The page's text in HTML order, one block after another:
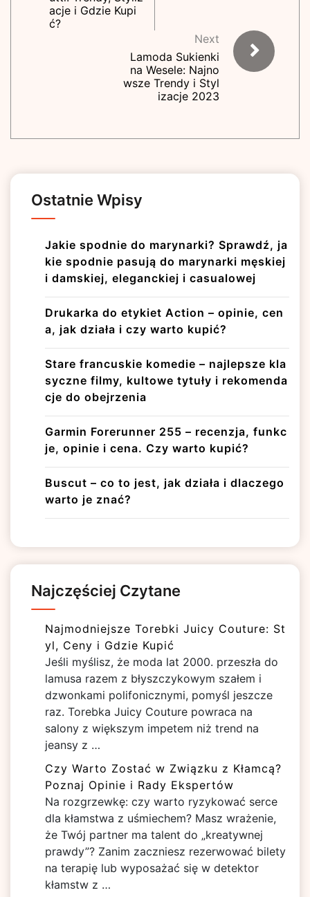
acje i Gdzie Kupi
ć?
Next
Lamoda Sukienki
na Wesele: Najno
wsze Trendy i Styl
izacje 2023
Ostatnie Wpisy
Jakie spodnie do marynarki? Sprawdź, ja
kie spodnie pasują do marynarki męskiej
i damskiej, eleganckiej i casualowej
Drukarka do etykiet Action – opinie, cen
a, jak działa i czy warto kupić?
Stare francuskie komedie – najlepsze kla
syczne filmy, kultowe tytuły i rekomenda
cje do obejrzenia
Garmin Forerunner 255 – recenzja, funkc
je, opinie i cena. Czy warto kupić?
Buscut – co to jest, jak działa i dlaczego
warto je znać?
Najczęściej Czytane
Najmodniejsze Torebki Juicy Couture: St
yl, Ceny i Gdzie Kupić
Jeśli myślisz, że moda lat 2000. przeszła do
lamusa razem z błyszczykowym szałem i
dzwonkami polifonicznymi, pomyśl jeszcze
raz. Torebka Juicy Couture powraca na
salony z większym impetem niż trend na
jeansy z …
Czy Warto Zostać w Związku z Kłamcą?
Poznaj Opinie i Rady Ekspertów
Na rozgrzewkę: czy warto ryzykować serce
dla kłamstwa z uśmiechem? Masz wrażenie,
że Twój partner ma talent do „kreatywnej
prawdy”? Zanim zaczniesz rezerwować bilety
na terapię lub wyposażać się w detektor
kłamstw z …